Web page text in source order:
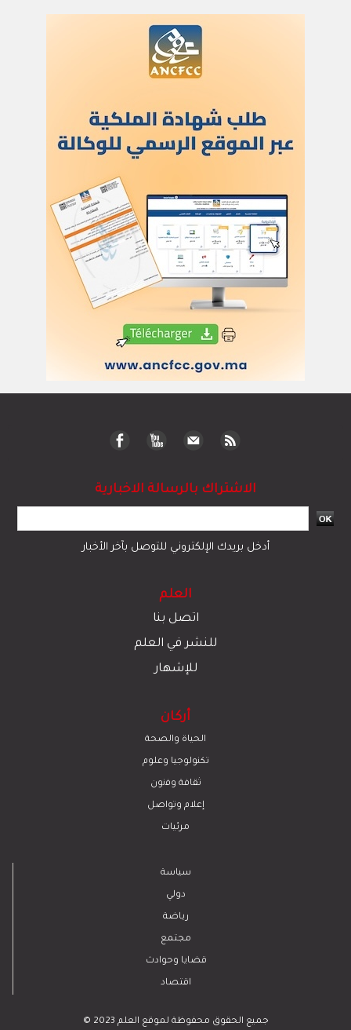
الاشتراك بالرسالة الاخبارية
أدخل بريدك الإلكتروني للتوصل بآخر الأخبار
العلم
اتصل بنا
للنشر في العلم
للإشهار
أركان
الحياة والصحة
تكنولوجيا وعلوم
ﺛﻘﺎﻓﺔ وﻓﻧون
إعلام وتواصل
مرئيات
سياسة
دولي
رياضة
مجتمع
قضايا وحوادث
اقتصاد
© 2023 جميع الحقوق محفوظة لموقع العلم